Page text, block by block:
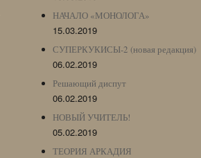
НАЧАЛО «МОНОЛОГА»
15.03.2019
СУПЕРКУКИСЫ-2 (новая редакция)
06.02.2019
Решающий диспут
06.02.2019
НОВЫЙ УЧИТЕЛЬ!
05.02.2019
ТЕОРИЯ АРКАДИЯ